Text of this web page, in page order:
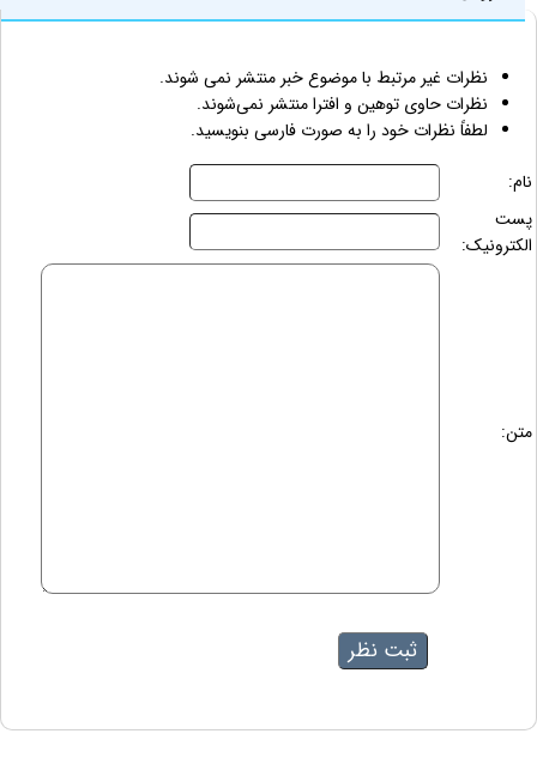
نظرات غیر مرتبط با موضوع خبر منتشر نمی شوند.
نظرات حاوی توهین و افترا منتشر نمی‌شوند.
لطفاً نظرات خود را به صورت فارسی بنویسید.
نام:
پست
الکترونیک:
متن: